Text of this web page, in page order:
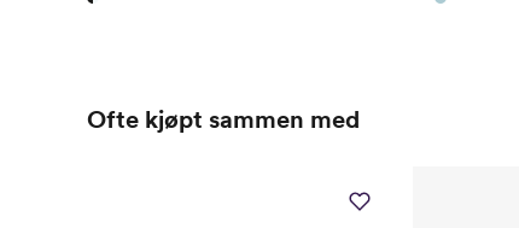
Ofte kjøpt sammen med